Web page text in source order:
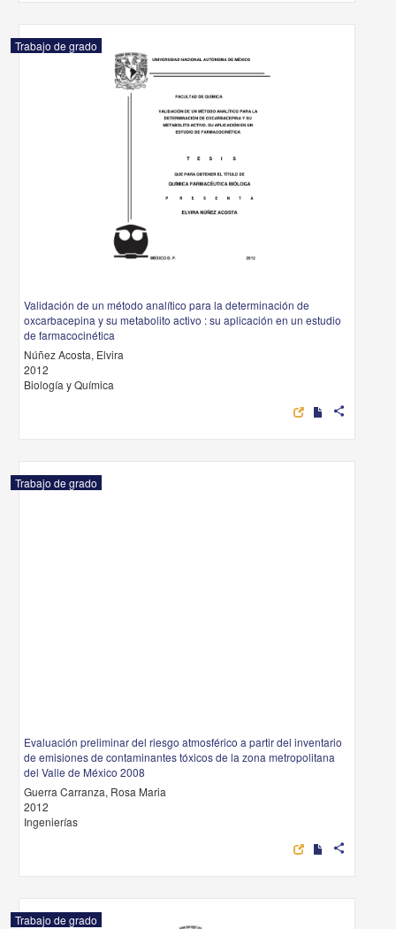
Trabajo de grado
Validación de un método analítico para la determinación de
oxcarbacepina y su metabolito activo : su aplicación en un estudio
de farmacocinética
Núñez Acosta, Elvira
2012
Biología y Química
share
Trabajo de grado
Evaluación preliminar del riesgo atmosférico a partir del inventario
de emisiones de contaminantes tóxicos de la zona metropolitana
del Valle de México 2008
Guerra Carranza, Rosa Maria
2012
Ingenierías
share
Trabajo de grado